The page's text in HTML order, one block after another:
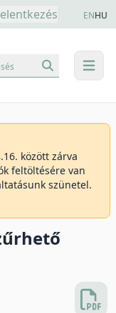
ENHU
menu
között zárva
feltöltésére van
szünetel.